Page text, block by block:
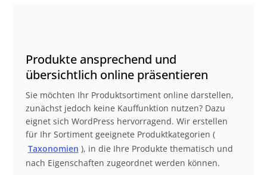
Beschreibung
Produkte ansprechend und
übersichtlich online präsentieren
Sie möchten Ihr Produktsortiment online darstellen,
zunächst jedoch keine Kauffunktion nutzen? Dazu
eignet sich WordPress hervorragend. Wir erstellen
für Ihr Sortiment geeignete Produktkategorien (
Taxonomien ), in die Ihre Produkte thematisch und
nach Eigenschaften zugeordnet werden können.